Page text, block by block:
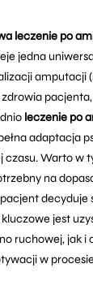
leczenie po
jedna
amputacji
leczenie po
adaptacja
czasu. Warto w
na
decyduje
jest
ruchowej, jak i
w